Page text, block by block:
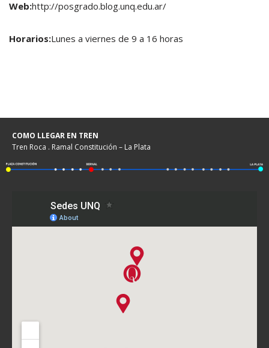
Web:http://posgrado.blog.unq.edu.ar/
Horarios:Lunes a viernes de 9 a 16 horas
COMO LLEGAR EN TREN
Tren Roca . Ramal Constitución – La Plata